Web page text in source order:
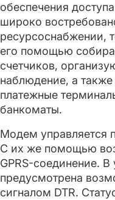
обеспечения
широко
ресурсоснабжении,
его помощью
счетчиков,
наблюдение, а
платежные
банкоматы.
Модем управляется
С их же помощью
GPRS-соединение. В
предусмотрена
сигналом DTR.